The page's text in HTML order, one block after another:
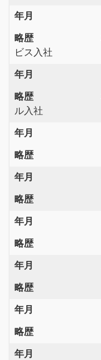
年月
略歴
ビス入社
年月
略歴
ル入社
年月
略歴
年月
略歴
年月
略歴
年月
略歴
年月
略歴
年月